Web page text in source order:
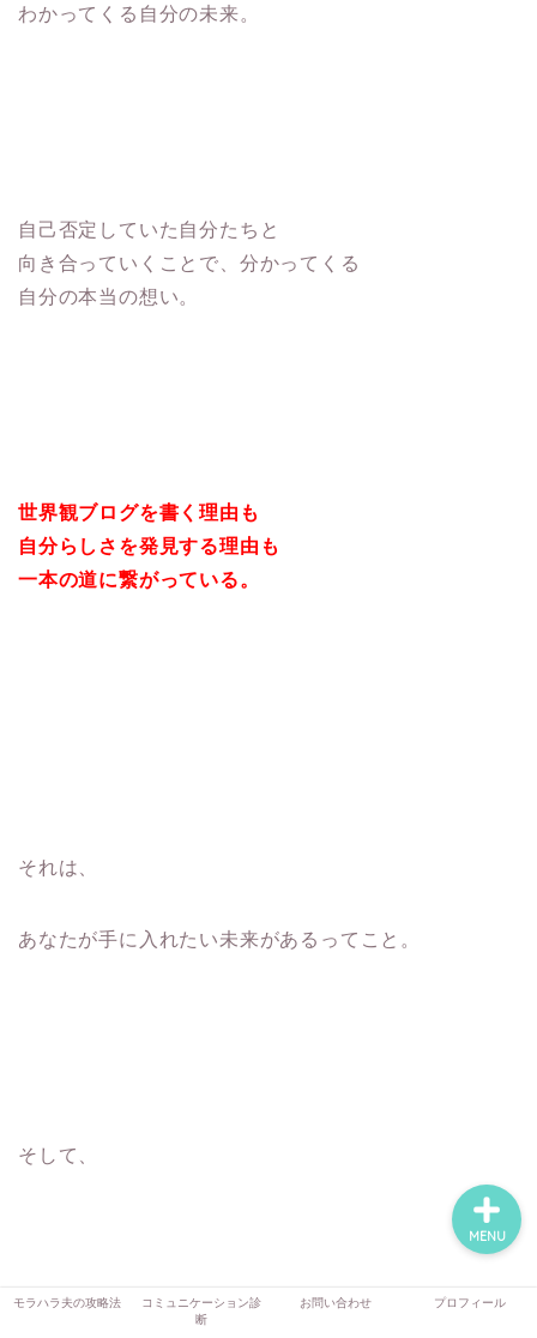
わかってくる自分の未来。
自己否定していた自分たちと
向き合っていくことで、分かってくる
自分の本当の想い。
世界観ブログを書く理由も
自分らしさを発見する理由も
一本の道に繋がっている。
それは、
あなたが手に入れたい未来があるってこと。
そして、
あなたが手に入れたい未来って
モラハラ夫の攻略法
コミュニケーション診
断
お問い合わせ プロフィール
MENU